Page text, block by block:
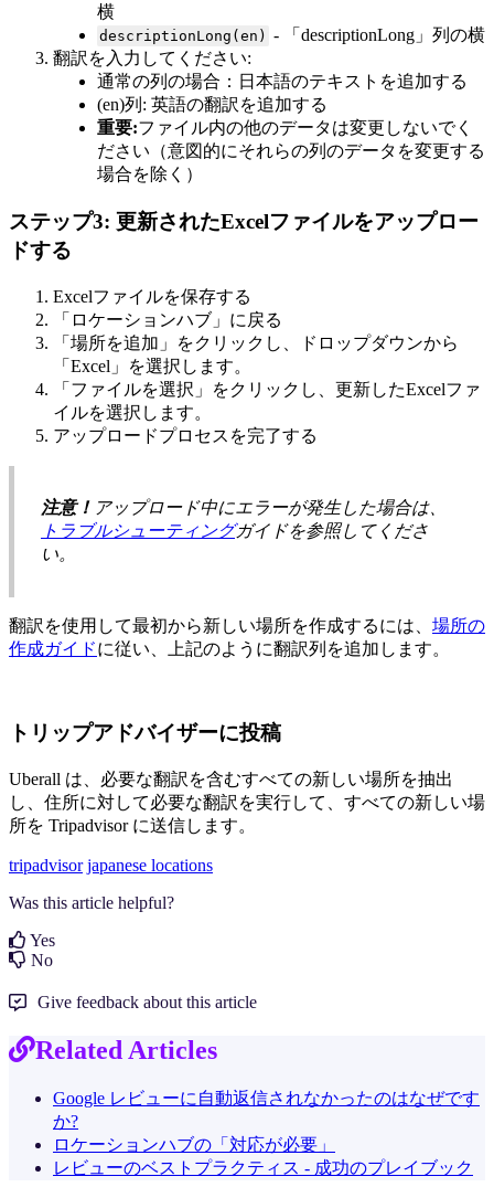
横
descriptionLong(en) - 「descriptionLong」列の横
翻訳を入力してください:
通常の列の場合：日本語のテキストを追加する
(en)列: 英語の翻訳を追加する
重要:ファイル内の他のデータは変更しないでく
ださい（意図的にそれらの列のデータを変更する
場合を除く）
ステップ3: 更新されたExcelファイルをアップロー
ドする
Excelファイルを保存する
「ロケーションハブ」に戻る
「場所を追加」をクリックし、ドロップダウンから
「Excel」を選択します。
「ファイルを選択」をクリックし、更新したExcelファ
イルを選択します。
アップロードプロセスを完了する
注意！ アップロード中にエラーが発生した場合は、
トラブルシューティングガイドを参照してくださ
い。
翻訳を使用して最初から新しい場所を作成するには、 場所の
作成ガイドに従い、上記のように翻訳列を追加します。
トリップアドバイザーに投稿
Uberall は、必要な翻訳を含むすべての新しい場所を抽出
し、住所に対して必要な翻訳を実行して、すべての新しい場
所を Tripadvisor に送信します。
tripadvisor japanese locations
Was this article helpful?
Yes
No
Give feedback about this article
Related Articles
Google レビューに自動返信されなかったのはなぜです
か?
ロケーションハブの「対応が必要」
レビューのベストプラクティス - 成功のプレイブック